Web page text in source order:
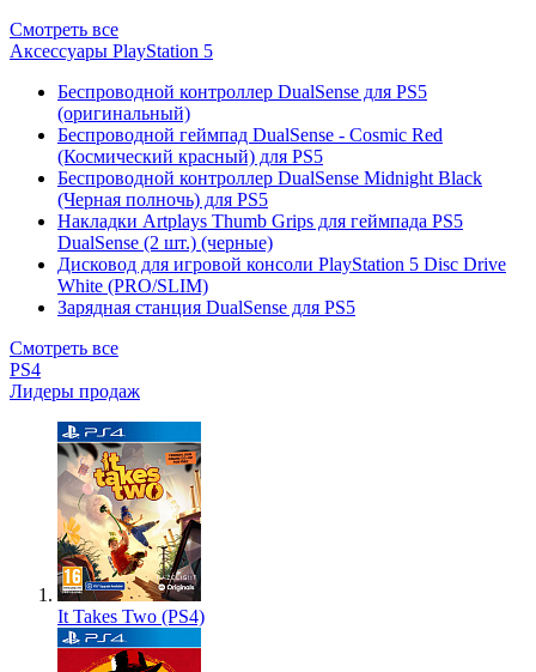
Смотреть все
Аксессуары PlayStation 5
Беспроводной контроллер DualSense для PS5
(оригинальный)
Беспроводной геймпад DualSense - Cosmic Red
(Космический красный) для PS5
Беспроводной контроллер DualSense Midnight Black
(Черная полночь) для PS5
Накладки Artplays Thumb Grips для геймпада PS5
DualSense (2 шт.) (черные)
Дисковод для игровой консоли PlayStation 5 Disc Drive
White (PRO/SLIM)
Зарядная станция DualSense для PS5
Смотреть все
PS4
Лидеры продаж
It Takes Two (PS4)